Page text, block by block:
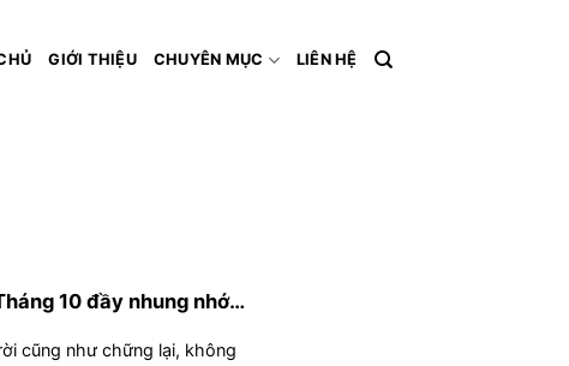
GIỚI THIỆU CHUYÊN MỤC LIÊN HỆ
10 đầy nhung nhớ…
cũng như chững lại, không